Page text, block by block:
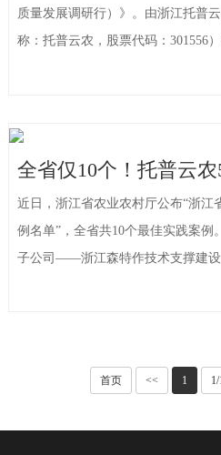
质量发展调研行）》。由浙江托普
称：托普云农，股票代码：301556
农田、萧山区浦阳镇谢径安传化植
近日，浙江省农业农村厅公布“浙江
例名单”，全省共10个最佳实践案例
子公司——浙江森特作技术支撑建设
山乡胥仓村、海盐县通元镇、海宁
首页 << 1 1/